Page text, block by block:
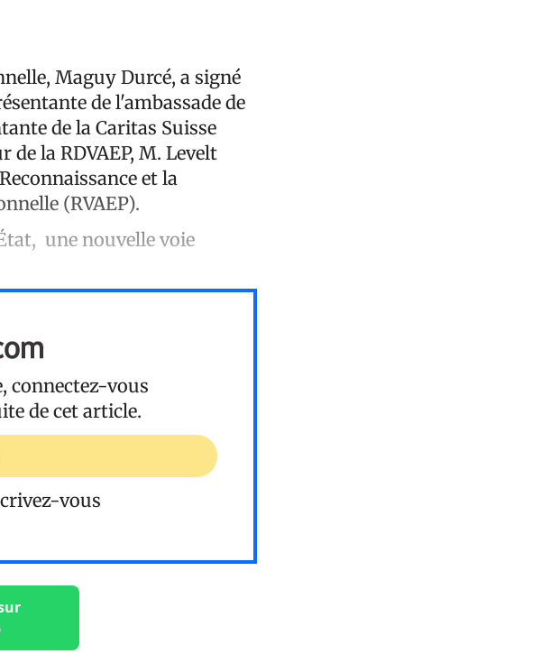
Maguy Durcé, a signé
de l'ambassade de
de la Caritas Suisse
la RDVAEP, M. Levelt
et la
(RVAEP).
une nouvelle voie
connectez-vous
de cet article.
vous